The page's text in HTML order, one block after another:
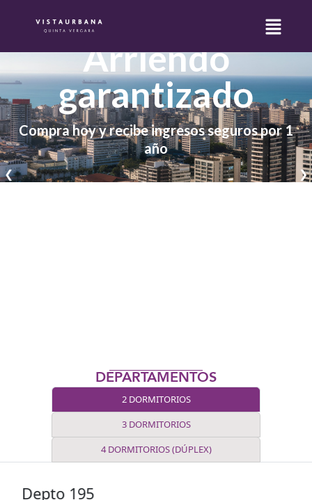
Arriendo
garantizado
Compra hoy y recibe ingresos seguros por 1
año
Rebajamos el IVA
Aplica a todos los departamentos de 2 dormitorios, unidad
282 (3 dorms.) y unidad 283 (4 dorms.). No acumulable con
otros beneficios.
❮ ❯
DEPARTAMENTOS
2 DORMITORIOS
3 DORMITORIOS
4 DORMITORIOS (DÚPLEX)